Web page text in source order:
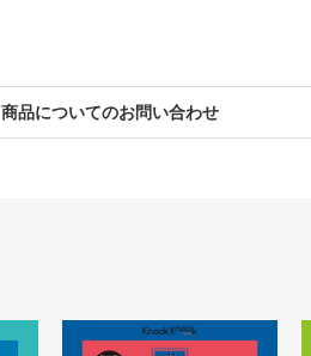
商品についてのお問い合わせ